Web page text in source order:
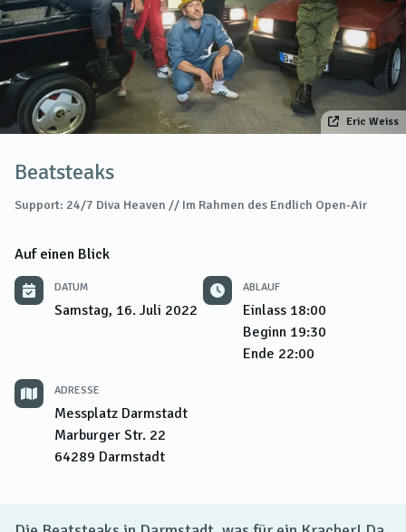
Eric Weiss
Beatsteaks
Support: 24/7 Diva Heaven // Im Rahmen des Endlich Open-Air
Auf einen Blick
DATUM
Samstag, 16. Juli 2022
ABLAUF
Einlass 18:00
Beginn 19:30
Ende 22:00
ADRESSE
Messplatz Darmstadt
Marburger Str. 22
64289 Darmstadt